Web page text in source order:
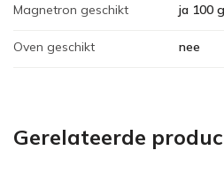
Magnetron geschikt ja 100
Oven geschikt nee
Gerelateerde